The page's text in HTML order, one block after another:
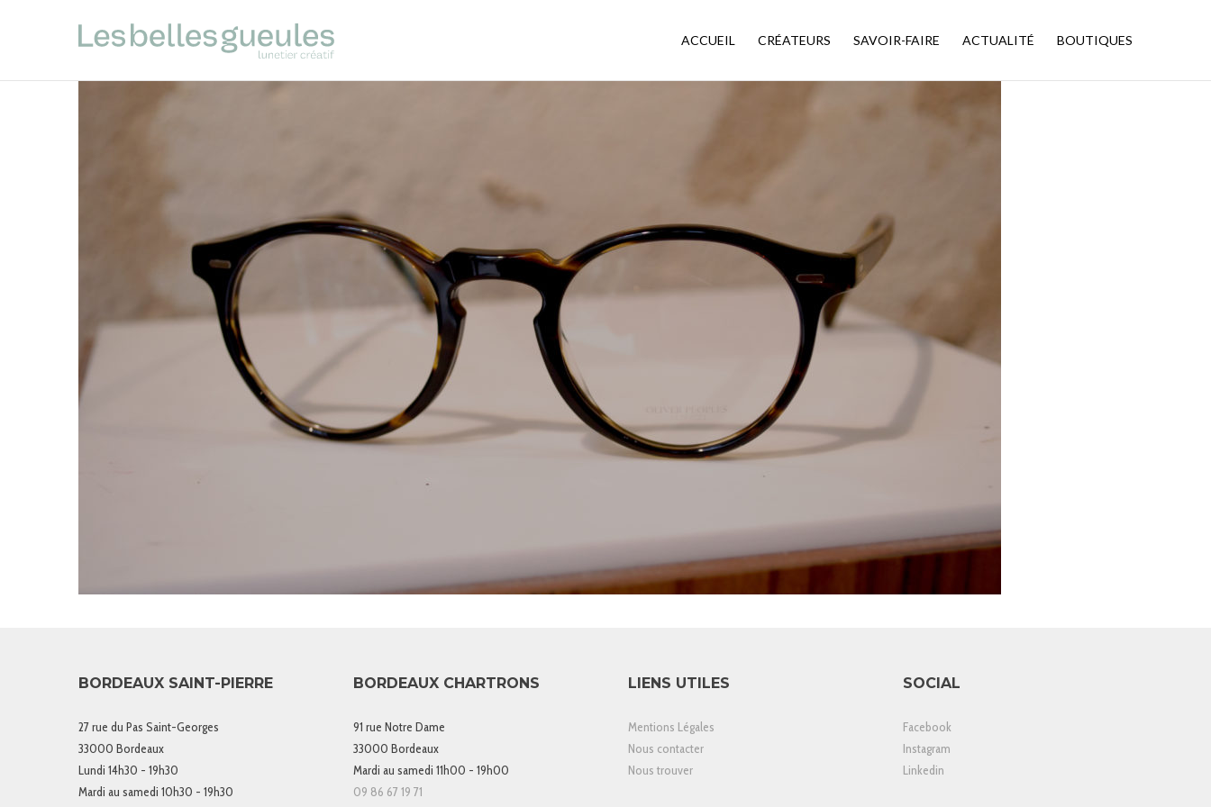
ACCUEIL CRÉATEURS SAVOIR-FAIRE ACTUALITÉ BOUTIQUES
BORDEAUX SAINT-PIERRE
27 rue du Pas Saint-Georges
33000 Bordeaux
Lundi 14h30 - 19h30
Mardi au samedi 10h30 - 19h30
BORDEAUX CHARTRONS
91 rue Notre Dame
33000 Bordeaux
Mardi au samedi 11h00 - 19h00
09 86 67 19 71
LIENS UTILES
Mentions Légales
Nous contacter
Nous trouver
SOCIAL
Facebook
Instagram
Linkedin